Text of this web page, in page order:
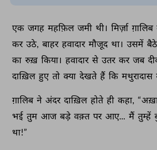
एक जगह महफ़िल जमी थी। मिर्ज़ा ग़ालिब
कर उठे, बाहर हवादार मौजूद था। उसमें बैठे
का रुख़ किया। हवादार से उतर कर जब
दाख़िल हुए तो क्या देखते हैं कि मथुरादास
ग़ालिब ने अंदर दाख़िल होते ही कहा,
भई तुम आज बड़े वक़्त पर आए... मैं तुम्हें
था!”